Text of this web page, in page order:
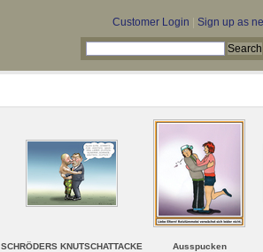
Customer Login Sign up as
SCHRÖDERS KNUTSCHATTACKE
Ausspucken